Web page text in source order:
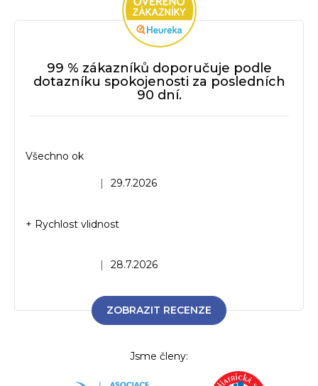
99 % zákazníků doporučuje podle
dotazníku spokojenosti za posledních
90 dní.
Hodnocení obchodu je 5 z 5 hvězdiček.
| 29.7.2026
Všechno ok
Hodnocení obchodu je 5 z 5 hvězdiček.
| 28.7.2026
+ Rychlost vlidnost
ZOBRAZIT RECENZE
Jsme členy: